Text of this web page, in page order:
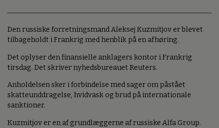
Den russiske forretningsmand Aleksej Kuzmitjov er blevet
tilbageholdt i Frankrig med henblik på en afhøring.
Det oplyser den finansielle anklagers kontor i Frankrig
tirsdag. Det skriver nyhedsbureauet Reuters.
Anholdelsen sker i forbindelse med sager om påstået
skatteunddragelse, hvidvask og brud på internationale
sanktioner.
Kuzmitjov er en af grundlæggerne af russiske Alfa Group.